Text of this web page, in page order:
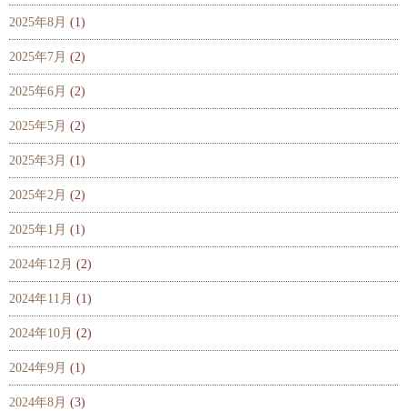
2025年8月 (1)
2025年7月 (2)
2025年6月 (2)
2025年5月 (2)
2025年3月 (1)
2025年2月 (2)
2025年1月 (1)
2024年12月 (2)
2024年11月 (1)
2024年10月 (2)
2024年9月 (1)
2024年8月 (3)